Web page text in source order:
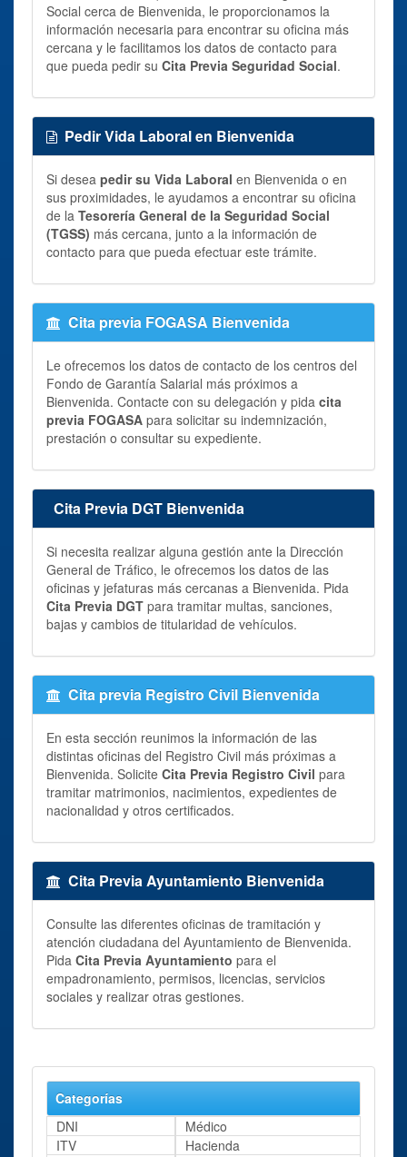
Social cerca de Bienvenida, le proporcionamos la
información necesaria para encontrar su oficina más
cercana y le facilitamos los datos de contacto para
que pueda pedir su Cita Previa Seguridad Social.
Pedir Vida Laboral en Bienvenida
Si desea pedir su Vida Laboral en Bienvenida o en
sus proximidades, le ayudamos a encontrar su oficina
de la Tesorería General de la Seguridad Social
(TGSS) más cercana, junto a la información de
contacto para que pueda efectuar este trámite.
Cita previa FOGASA Bienvenida
Le ofrecemos los datos de contacto de los centros del
Fondo de Garantía Salarial más próximos a
Bienvenida. Contacte con su delegación y pida cita
previa FOGASA para solicitar su indemnización,
prestación o consultar su expediente.
Cita Previa DGT Bienvenida
Si necesita realizar alguna gestión ante la Dirección
General de Tráfico, le ofrecemos los datos de las
oficinas y jefaturas más cercanas a Bienvenida. Pida
Cita Previa DGT para tramitar multas, sanciones,
bajas y cambios de titularidad de vehículos.
Cita previa Registro Civil Bienvenida
En esta sección reunimos la información de las
distintas oficinas del Registro Civil más próximas a
Bienvenida. Solicite Cita Previa Registro Civil para
tramitar matrimonios, nacimientos, expedientes de
nacionalidad y otros certificados.
Cita Previa Ayuntamiento Bienvenida
Consulte las diferentes oficinas de tramitación y
atención ciudadana del Ayuntamiento de Bienvenida.
Pida Cita Previa Ayuntamiento para el
empadronamiento, permisos, licencias, servicios
sociales y realizar otras gestiones.
Categorías
DNI
Médico
ITV
Hacienda